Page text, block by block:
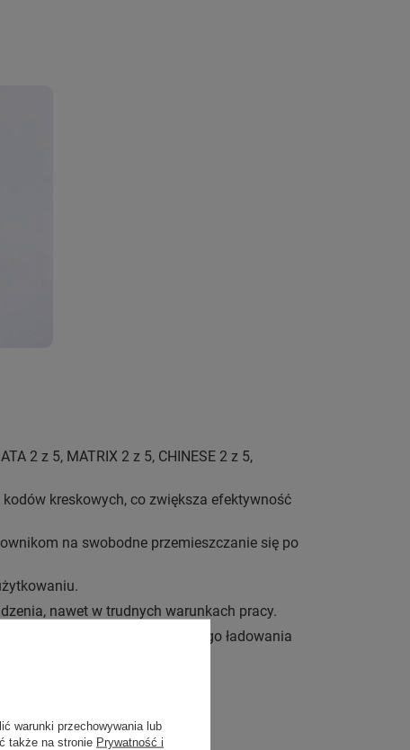
2 z 5, MATRIX 2 z 5, CHINESE 2 z 5,
kreskowych, co zwiększa efektywność
na swobodne przemieszczanie się po
nawet w trudnych warunkach pracy.
konieczność częstego ładowania
warunki przechowywania lub
także na stronie Prywatność i